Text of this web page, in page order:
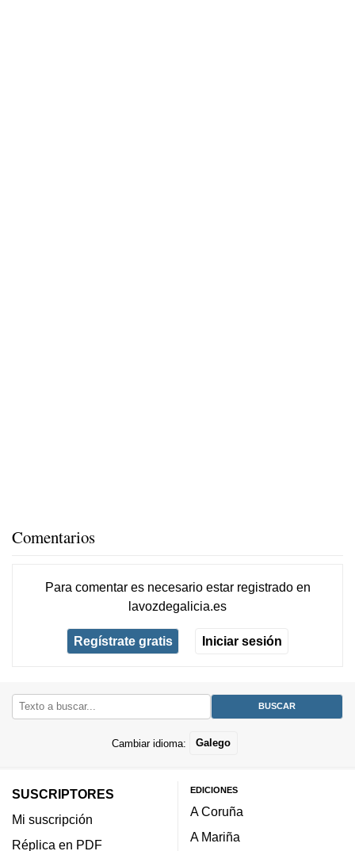
Comentarios
Para comentar es necesario estar registradoen
lavozdegalicia.es
Regístrate gratis Iniciar sesión
Cambiar idioma: Galego
SUSCRIPTORES
Mi suscripción
Réplica en PDF
EDICIONES
A Coruña
A Mariña